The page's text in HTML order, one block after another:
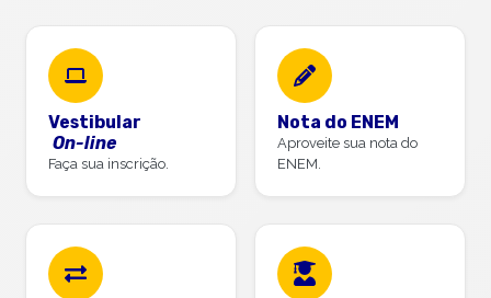
Vestibular
On-line
Faça sua inscrição.
Nota do ENEM
Aproveite sua nota do
ENEM.